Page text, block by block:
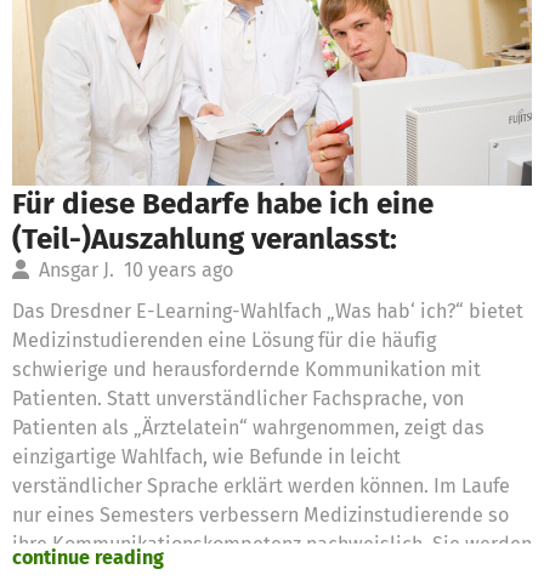
Für diese Bedarfe habe ich eine
(Teil-)Auszahlung veranlasst:
Ansgar J. 10 years ago
Das Dresdner E-Learning-Wahlfach „Was hab‘ ich?“ bietet
Medizinstudierenden eine Lösung für die häufig
schwierige und herausfordernde Kommunikation mit
Patienten. Statt unverständlicher Fachsprache, von
Patienten als „Ärztelatein“ wahrgenommen, zeigt das
einzigartige Wahlfach, wie Befunde in leicht
verständlicher Sprache erklärt werden können. Im Laufe
nur eines Semesters verbessern Medizinstudierende so
ihre Kommunikationskompetenz nachweislich. Sie werden
sensibilisiert für das Erkennen von Fachsprache und
continue reading